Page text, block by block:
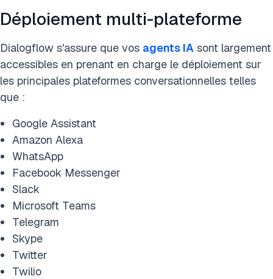
Déploiement multi-plateforme
Dialogflow s'assure que vos agents IA sont largement
accessibles en prenant en charge le déploiement sur
les principales plateformes conversationnelles telles
que :
Google Assistant
Amazon Alexa
WhatsApp
Facebook Messenger
Slack
Microsoft Teams
Telegram
Skype
Twitter
Twilio